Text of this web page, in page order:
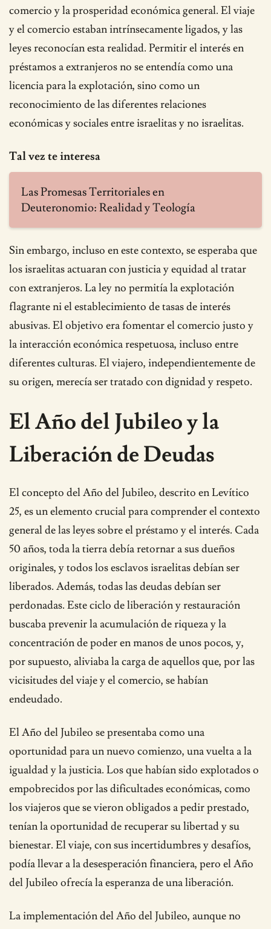
comercio y la prosperidad económica general. El viaje
y el comercio estaban intrínsecamente ligados, y las
leyes reconocían esta realidad. Permitir el interés en
préstamos a extranjeros no se entendía como una
licencia para la explotación, sino como un
reconocimiento de las diferentes relaciones
económicas y sociales entre israelitas y no israelitas.
Tal vez te interesa
Las Promesas Territoriales en
Deuteronomio: Realidad y Teología
Sin embargo, incluso en este contexto, se esperaba que
los israelitas actuaran con justicia y equidad al tratar
con extranjeros. La ley no permitía la explotación
flagrante ni el establecimiento de tasas de interés
abusivas. El objetivo era fomentar el comercio justo y
la interacción económica respetuosa, incluso entre
diferentes culturas. El viajero, independientemente de
su origen, merecía ser tratado con dignidad y respeto.
El Año del Jubileo y la
Liberación de Deudas
El concepto del Año del Jubileo, descrito en Levítico
25, es un elemento crucial para comprender el contexto
general de las leyes sobre el préstamo y el interés. Cada
50 años, toda la tierra debía retornar a sus dueños
originales, y todos los esclavos israelitas debían ser
liberados. Además, todas las deudas debían ser
perdonadas. Este ciclo de liberación y restauración
buscaba prevenir la acumulación de riqueza y la
concentración de poder en manos de unos pocos, y,
por supuesto, aliviaba la carga de aquellos que, por las
vicisitudes del viaje y el comercio, se habían
endeudado.
El Año del Jubileo se presentaba como una
oportunidad para un nuevo comienzo, una vuelta a la
igualdad y la justicia. Los que habían sido explotados o
empobrecidos por las dificultades económicas, como
los viajeros que se vieron obligados a pedir prestado,
tenían la oportunidad de recuperar su libertad y su
bienestar. El viaje, con sus incertidumbres y desafíos,
podía llevar a la desesperación financiera, pero el Año
del Jubileo ofrecía la esperanza de una liberación.
La implementación del Año del Jubileo, aunque no